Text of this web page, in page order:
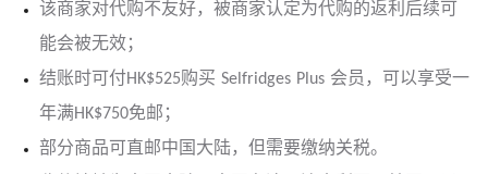
该商家对代购不友好，被商家认定为代购的返利后续可
能会被无效；
结账时可付HK$525购买 Selfridges Plus 会员，可以享受一
年满HK$750免邮；
部分商品可直邮中国大陆，但需要缴纳关税。